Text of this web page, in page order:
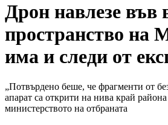
Дрон навлезе във
пространство на
има и следи от
„Потвърдено беше, че фрагменти от
апарат са открити на нива край
министерството на отбраната